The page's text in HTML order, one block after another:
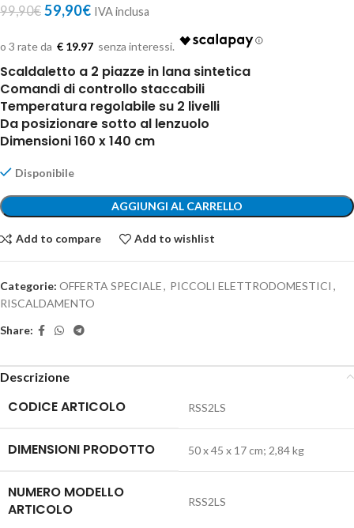
99,90€ 59,90€ IVA inclusa
€ 19.97
Scaldaletto a 2 piazze in lana sintetica
Comandi di controllo staccabili
Temperatura regolabile su 2 livelli
Da posizionare sotto al lenzuolo
Dimensioni 160 x 140 cm
Disponibile
AGGIUNGI AL CARRELLO
Add to compare Add to wishlist
Categorie: OFFERTA SPECIALE, PICCOLI ELETTRODOMESTICI ,
RISCALDAMENTO
Share:
Descrizione
CODICE ARTICOLO ‎RSS2LS
DIMENSIONI PRODOTTO ‎50 x 45 x 17 cm; 2,84 kg
NUMERO MODELLO
ARTICOLO
‎RSS2LS